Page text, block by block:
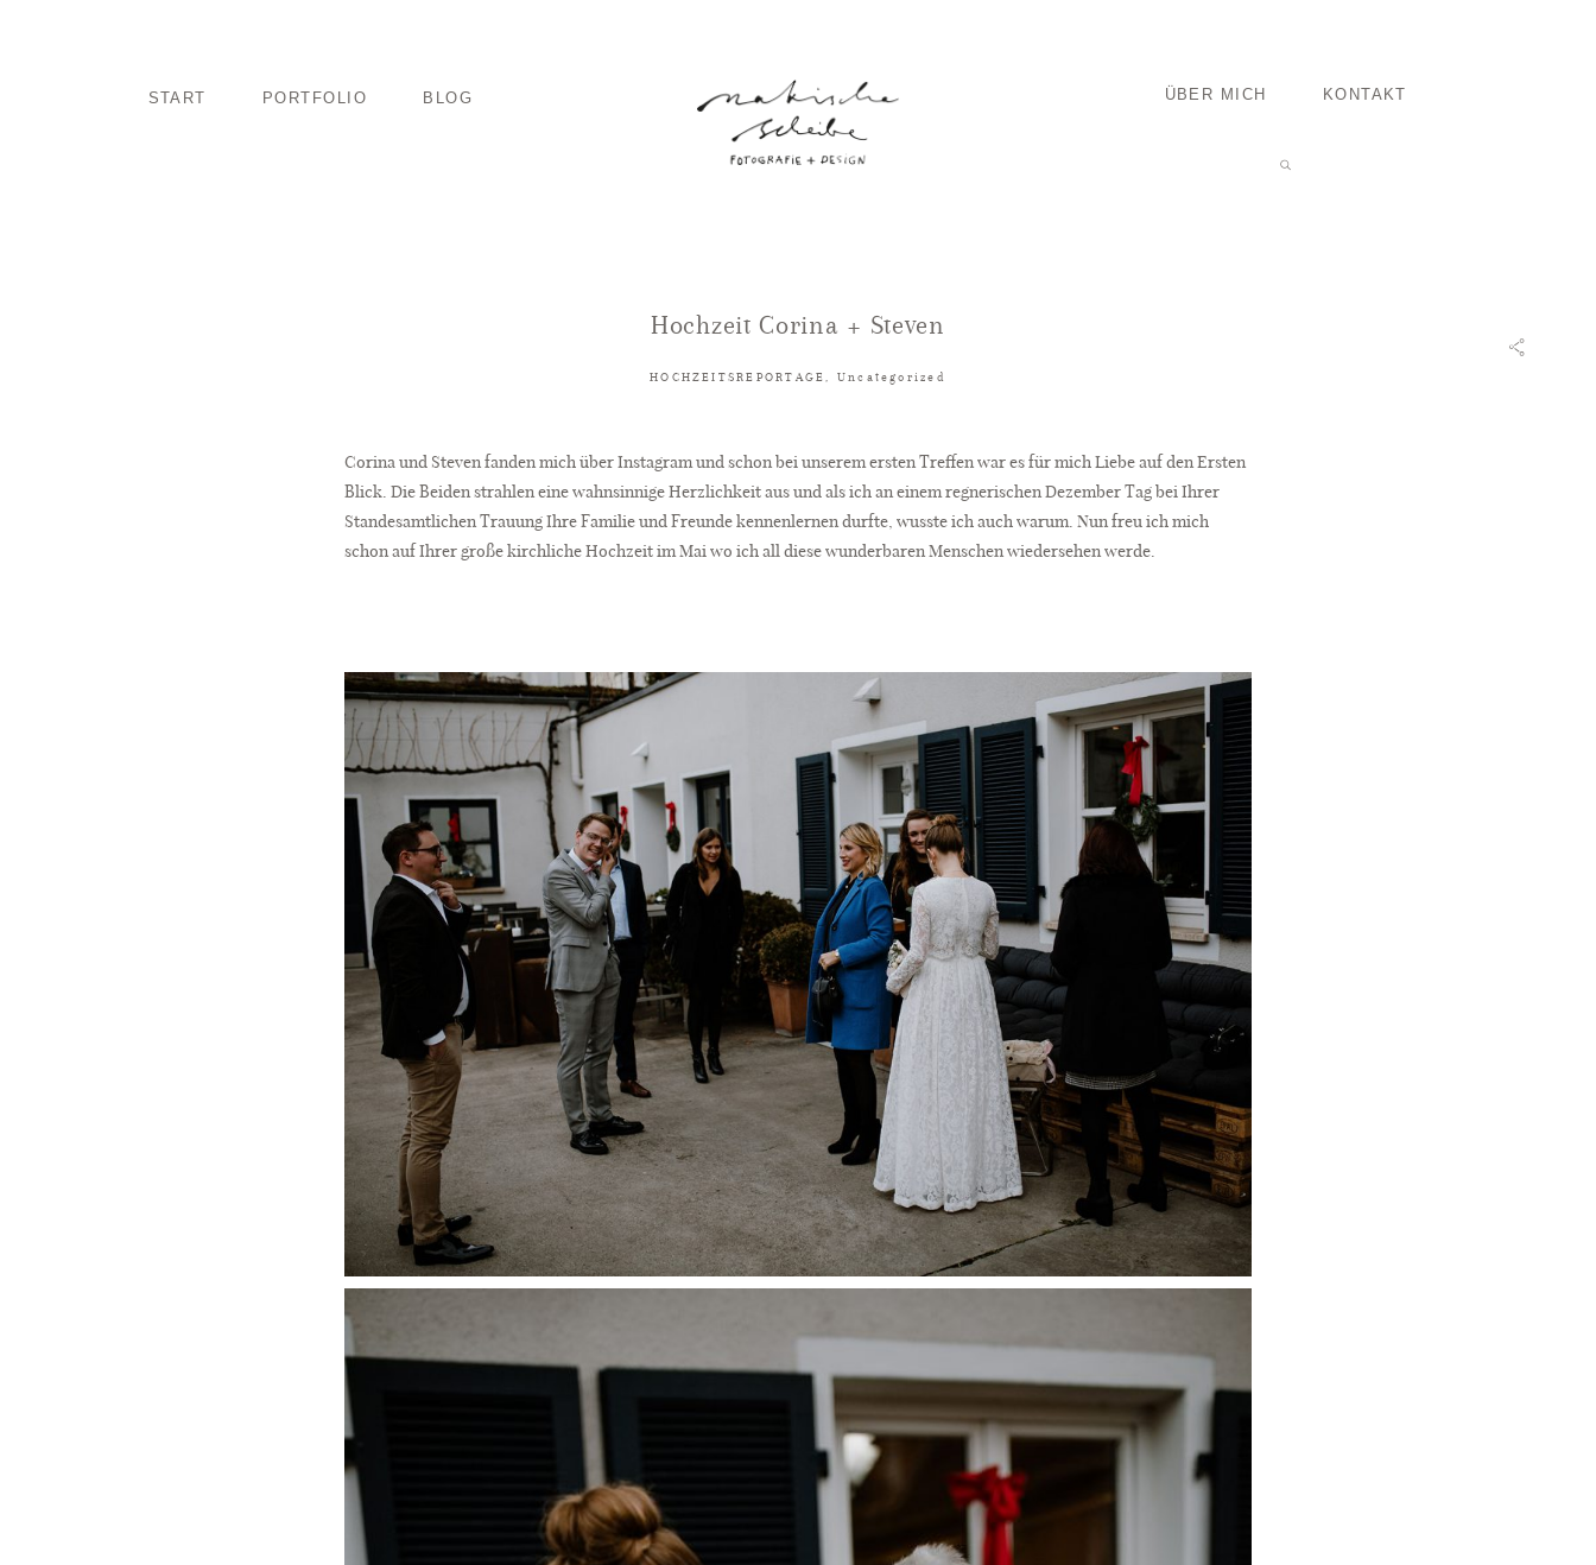
START PORTFOLIO BLOG ÜBER MICH KONTAKT
Hochzeit Corina + Steven
HOCHZEITSREPORTAGE, Uncategorized
Corina und Steven fanden mich über Instagram und schon bei unserem ersten Treffen war es für mich Liebe auf den Ersten
Blick. Die Beiden strahlen eine wahnsinnige Herzlichkeit aus und als ich an einem regnerischen Dezember Tag bei Ihrer
Standesamtlichen Trauung Ihre Familie und Freunde kennenlernen durfte, wusste ich auch warum. Nun freu ich mich
schon auf Ihrer große kirchliche Hochzeit im Mai wo ich all diese wunderbaren Menschen wiedersehen werde.